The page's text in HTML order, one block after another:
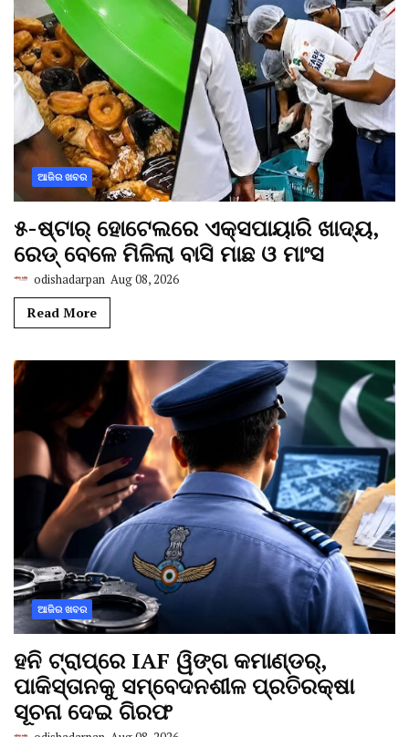
ଆଜିର ଖବର
୫-ଷ୍ଟାର୍ ହୋଟେଲରେ ଏକ୍ସପାୟାରି ଖାଦ୍ୟ,
ରେଡ୍ ବେଳେ ମିଳିଲା ବାସି ମାଛ ଓ ମାଂସ
odishadarpan Aug 08, 2026
Read More
ଆଜିର ଖବର
ହନି ଟ୍ରାପ୍‌ରେ IAF ୱିଙ୍ଗ କମାଣ୍ଡର୍,
ପାକିସ୍ତାନକୁ ସମ୍ବେଦନଶୀଳ ପ୍ରତିରକ୍ଷା
ସୂଚନା ଦେଇ ଗିରଫ